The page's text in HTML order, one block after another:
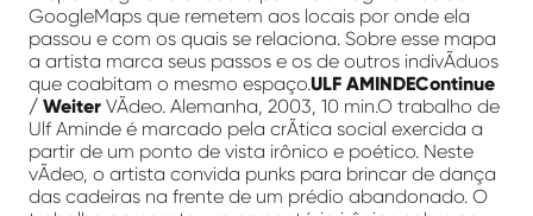
GoogleMaps que remetem aos locais por onde ela
passou e com os quais se relaciona. Sobre esse mapa
a artista marca seus passos e os de outros indivÃ­duos
que coabitam o mesmo espaço.ULF AMINDEContinue
/ Weiter VÃ­deo. Alemanha, 2003, 10 min.O trabalho de
Ulf Aminde é marcado pela crÃ­tica social exercida a
partir de um ponto de vista irônico e poético. Neste
vÃ­deo, o artista convida punks para brincar de dança
das cadeiras na frente de um prédio abandonado. O